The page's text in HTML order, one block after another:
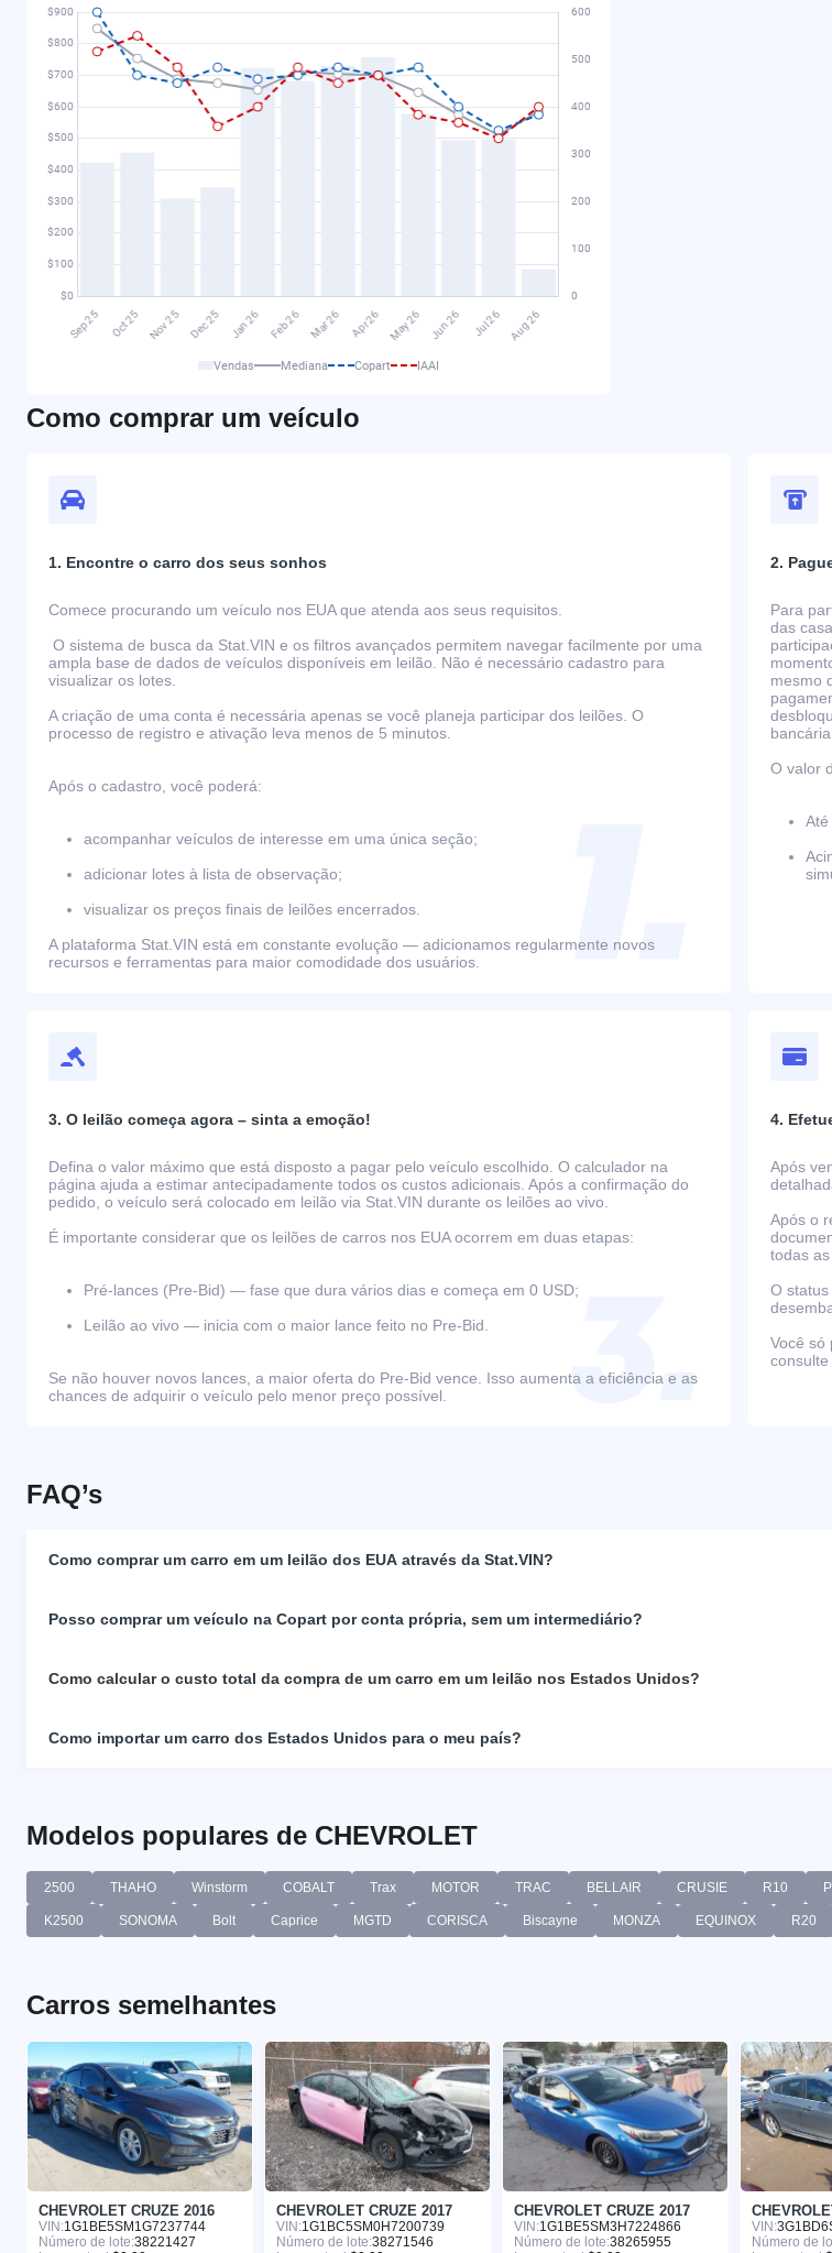
Vendas Mediana Copart IAAI
Como comprar um veículo
1. Encontre o carro dos seus sonhos
Comece procurando um veículo nos EUA que atenda aos seus requisitos.
O sistema de busca da Stat.VIN e os filtros avançados permitem navegar facilmente por uma
ampla base de dados de veículos disponíveis em leilão. Não é necessário cadastro para
visualizar os lotes.
A criação de uma conta é necessária apenas se você planeja participar dos leilões. O
processo de registro e ativação leva menos de 5 minutos.
Após o cadastro, você poderá:
acompanhar veículos de interesse em uma única seção;
adicionar lotes à lista de observação;
visualizar os preços finais de leilões encerrados.
A plataforma Stat.VIN está em constante evolução — adicionamos regularmente novos
recursos e ferramentas para maior comodidade dos usuários.
2.
Para
das
mesmo
bancária.
O valor
3. O leilão começa agora – sinta a emoção!
Defina o valor máximo que está disposto a pagar pelo veículo escolhido. O calculador na
página ajuda a estimar antecipadamente todos os custos adicionais. Após a confirmação do
pedido, o veículo será colocado em leilão via Stat.VIN durante os leilões ao vivo.
É importante considerar que os leilões de carros nos EUA ocorrem em duas etapas:
Pré-lances (Pre-Bid) — fase que dura vários dias e começa em 0 USD;
Leilão ao vivo — inicia com o maior lance feito no Pre-Bid.
Se não houver novos lances, a maior oferta do Pre-Bid vence. Isso aumenta a eficiência e as
chances de adquirir o veículo pelo menor preço possível.
4.
Após
Após o
todas
O
Você só
FAQ’s
Como comprar um carro em um leilão dos EUA através da Stat.VIN?
Posso comprar um veículo na Copart por conta própria, sem um intermediário?
Como calcular o custo total da compra de um carro em um leilão nos Estados Unidos?
Como importar um carro dos Estados Unidos para o meu país?
Modelos populares de CHEVROLET
2500 THAHO Winstorm COBALT Trax MOTOR TRAC BELLAIR CRUSIE R10
K2500 SONOMA Bolt Caprice MGTD CORISCA Biscayne MONZA EQUINOX R20
Carros semelhantes
CHEVROLET CRUZE 2016
VIN:1G1BE5SM1G7237744
Número de lote:38221427
CHEVROLET CRUZE 2017
VIN:1G1BC5SM0H7200739
Número de lote:38271546
CHEVROLET CRUZE 2017
VIN:1G1BE5SM3H7224866
Número de lote:38265955
VIN:
Número de